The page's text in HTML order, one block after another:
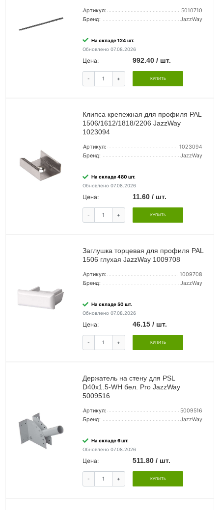
Артикул:
5010710
Бренд:
JazzWay
На складе 124 шт.
Обновлено 07.08.2026
Цена: 992.40 / шт.
- + КУПИТЬ
Клипса крепежная для профиля PAL
1506/1612/1818/2206 JazzWay
1023094
Артикул:
1023094
Бренд:
JazzWay
На складе 480 шт.
Обновлено 07.08.2026
Цена: 11.60 / шт.
- + КУПИТЬ
Заглушка торцевая для профиля PAL
1506 глухая JazzWay 1009708
Артикул:
1009708
Бренд:
JazzWay
На складе 50 шт.
Обновлено 07.08.2026
Цена: 46.15 / шт.
- + КУПИТЬ
Держатель на стену для PSL
D40х1.5-WH бел. Pro JazzWay
5009516
Артикул:
5009516
Бренд:
JazzWay
На складе 6 шт.
Обновлено 07.08.2026
Цена: 511.80 / шт.
- + КУПИТЬ